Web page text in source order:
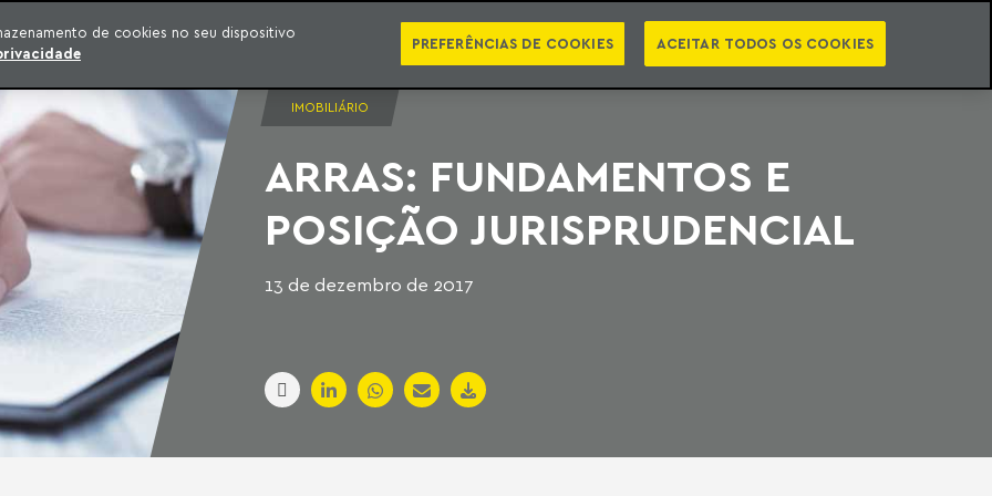
SÉRIES PUBLICAÇÕES EBOOKS PODCASTS NEWSLETTER VIDEOCASTS PT EN CATEGORIAS
IMOBILIÁRIO
ARRAS: FUNDAMENTOS E
POSIÇÃO JURISPRUDENCIAL
13 de dezembro de 2017
de cookies no seu dispositivo
PREFERÊNCIAS DE COOKIES ACEITAR TODOS OS COOKIES